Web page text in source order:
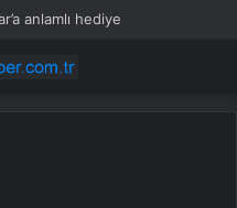
anlamlı hediye